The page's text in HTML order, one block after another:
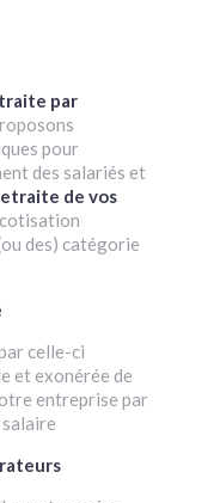
par
pour
des salariés et
de vos
cotisation
des) catégorie
celle-ci
et exonérée de
entreprise par